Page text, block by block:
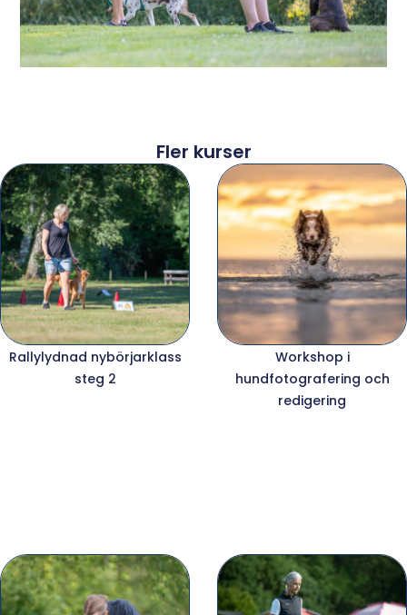
Fler kurser
Rallylydnad nybörjarklass
steg 2
Workshop i
hundfotografering och
redigering